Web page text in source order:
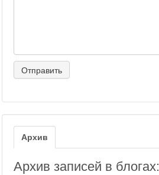
Архив
Архив записей в блогах: